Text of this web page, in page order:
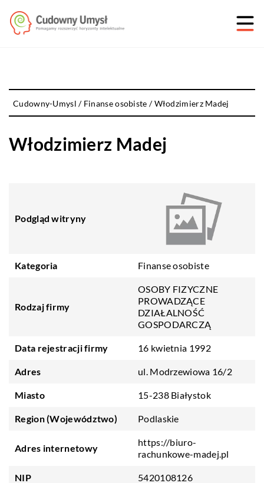
Cudowny-Umysl / Finanse osobiste /Włodzimierz Madej
Włodzimierz Madej
Podgląd witryny
Kategoria Finanse osobiste
Rodzaj firmy
OSOBY FIZYCZNE
PROWADZĄCE
DZIAŁALNOŚĆ
GOSPODARCZĄ
Data rejestracji firmy 16 kwietnia 1992
Adres ul. Modrzewiowa 16/2
Miasto 15-238 Białystok
Region (Województwo) Podlaskie
Adres internetowy
https://biuro-
rachunkowe-madej.pl
NIP 5420108126